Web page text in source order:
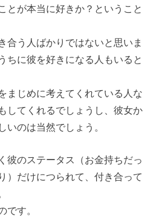
とが本当に好きか？ということ
合う人ばかりではないと思いま
ちに彼を好きになる人もいると
まじめに考えてくれている人な
してくれるでしょうし、彼女か
いのは当然でしょう。
彼のステータス（お金持ちだっ
）だけにつられて、付き合って
です。